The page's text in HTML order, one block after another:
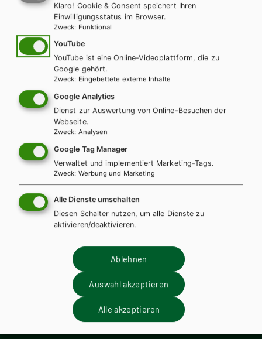
n
a
m
Frontoffice-Management und
Veranstaltungswesen
Lehrbuch + E-Book
Lehrer/innenausgabe
Wir sind gerne für Sie da!
+ 43 1 403 77 77 DW 70
Verlag Hölder-Pichler-Tempsky GmbH
Frankgasse 4 / 2. Stock
1090 Wien
Klaro! Cookie & Consent speichert Ihren
Einwilligungsstatus im Browser.
Zweck: Funktional
YouTube
YouTube ist eine Online-Videoplattform, die zu
Google gehört.
Zweck: Eingebettete externe Inhalte
Google Analytics
Dienst zur Auswertung von Online-Besuchen der
Webseite.
Zweck: Analysen
Google Tag Manager
Verwaltet und implementiert Marketing-Tags.
Zweck: Werbung und Marketing
Alle Dienste umschalten
Diesen Schalter nutzen, um alle Dienste zu
aktivieren/deaktivieren.
Ablehnen
Auswahl akzeptieren
Alle akzeptieren